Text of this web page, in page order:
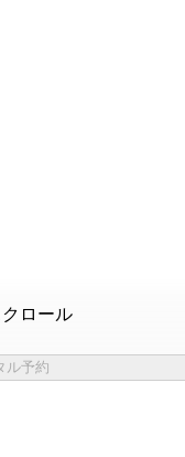
ロール
ル予約